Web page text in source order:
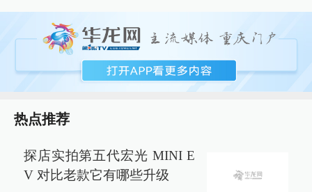
热点推荐
探店实拍第五代宏光 MINI E
V 对比老款它有哪些升级